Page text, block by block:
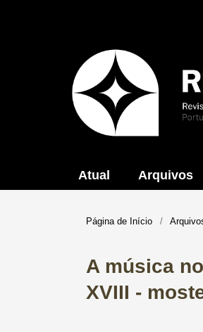
Atual Arquivos
Página de Início /
A música
XVIII -